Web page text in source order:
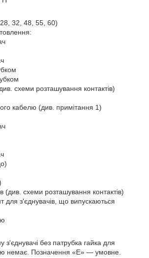
32, 48, 55, 60)
(див. схеми розташування контактів)
кабелю (див. примітання 1)
(див. схеми розташування контактів)
для з'єднувачів, що випускаються
з'єднувачі без патрубка гайка для
немає. Позначення «Е» — умовне.